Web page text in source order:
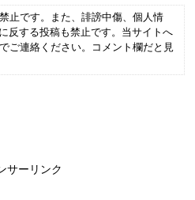
止です。また、誹謗中傷、個人情
反する投稿も禁止です。当サイトへ
ご連絡ください。コメント欄だと見
サーリンク